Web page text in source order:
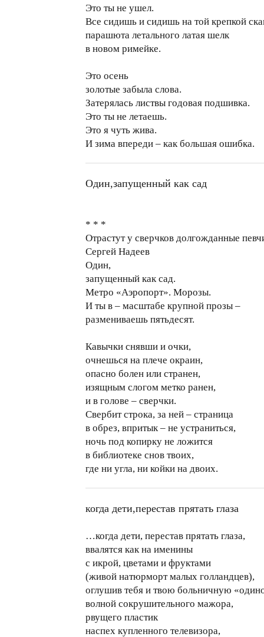
Это ты не ушел.
Все сидишь и сидишь на той крепкой
парашюта летального латая шелк
в новом римейке.
Это осень
золотые забыла слова.
Затерялась листвы годовая подшивка.
Это ты не летаешь.
Это я чуть жива.
И зима впереди – как большая ошибка.
Один,запущенный как сад
* * *
Отрастут у сверчков долгожданные
Сергей Надеев
Один,
запущенный как сад.
Метро «Аэропорт». Морозы.
И ты в – масштабе крупной прозы –
размениваешь пятьдесят.
Кавычки снявши и очки,
очнешься на плече окраин,
опасно болен или странен,
изящным слогом метко ранен,
и в голове – сверчки.
Свербит строка, за ней – страница
в обрез, впритык – не устраниться,
ночь под копирку не ложится
в библиотеке снов твоих,
где ни угла, ни койки на двоих.
когда дети,перестав прятать глаза
…когда дети, перестав прятать глаза,
ввалятся как на именины
с икрой, цветами и фруктами
(живой натюрморт малых голландцев),
оглушив тебя и твою больничную
волной сокрушительного мажора,
рвущего пластик
наспех купленного телевизора,